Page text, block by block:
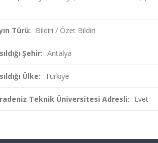
Türü: Bildiri / Özet Bildiri
Şehir: Antalya
Ülke: Türkiye
Teknik Üniversitesi Adresli: Evet